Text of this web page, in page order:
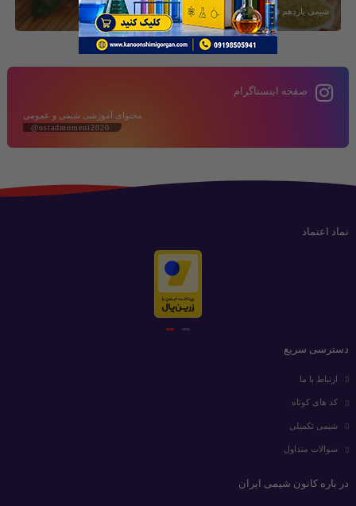
شیمی یازدهم فصل دوم
صفحه اینستاگرام
محتوای آموزشی شیمی و عمومی
@ostadmomeni2020
نماد اعتماد
دسترسی سریع
ارتباط با ما
کد های کوتاه
شیمی تکمیلی
سوالات متداول
در باره کانون شیمی ایران